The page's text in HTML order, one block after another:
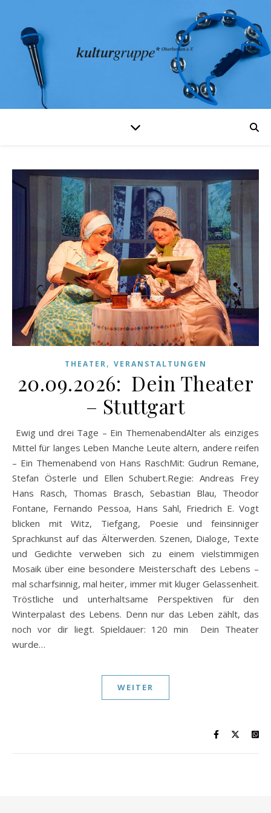
THEATER, VERANSTALTUNGEN
20.09.2026: Dein Theater
– Stuttgart
Ewig und drei Tage – Ein ThemenabendAlter als einziges
Mittel für langes Leben Manche Leute altern, andere reifen
– Ein Themenabend von Hans RaschMit: Gudrun Remane,
Stefan Österle und Ellen Schubert.Regie: Andreas Frey
Hans Rasch, Thomas Brasch, Sebastian Blau, Theodor
Fontane, Fernando Pessoa, Hans Sahl, Friedrich E. Vogt
blicken mit Witz, Tiefgang, Poesie und feinsinniger
Sprachkunst auf das Älterwerden. Szenen, Dialoge, Texte
und Gedichte verweben sich zu einem vielstimmigen
Mosaik über eine besondere Meisterschaft des Lebens –
mal scharfsinnig, mal heiter, immer mit kluger Gelassenheit.
Tröstliche und unterhaltsame Perspektiven für den
Winterpalast des Lebens. Denn nur das Leben zählt, das
noch vor dir liegt. Spieldauer: 120 min Dein Theater
wurde…
WEITER